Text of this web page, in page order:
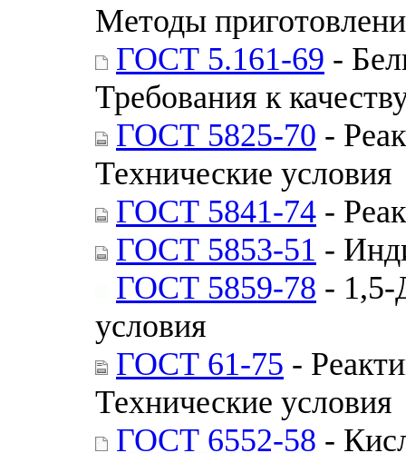
Методы
ГОСТ 5.161-69 -
Требования к
ГОСТ 5825-70 -
Технические условия
ГОСТ 5841-74 -
ГОСТ 5853-51 -
ГОСТ 5859-78 - 1,5-
условия
ГОСТ 61-75 -
Технические условия
ГОСТ 6552-58 -